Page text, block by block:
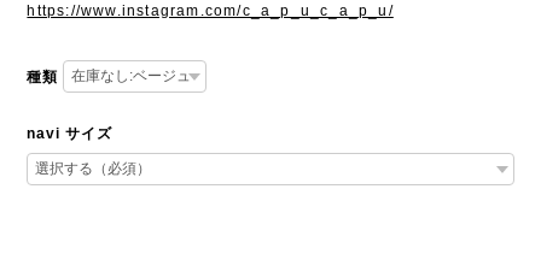
https://www.instagram.com/c_a_p_u_c_a_p_u/
種類
navi サイズ